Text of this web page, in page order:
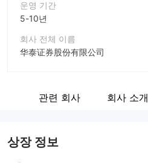
운영 기간
5-10년
회사 전체 이름
华泰证券股份有限公司
관련 회사 회사 소개
상장 정보